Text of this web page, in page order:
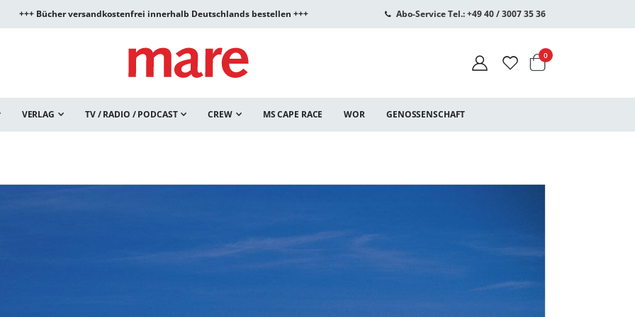
+++ Bücher versandkostenfrei innerhalb Deutschlands bestellen +++ Abo-Service Tel.: +49 40 / 3007 35 36
Warenkorb
0Artikel
VERLAG TV / RADIO / PODCAST CREW MS CAPE RACE WOR GENOSSENSCHAFT